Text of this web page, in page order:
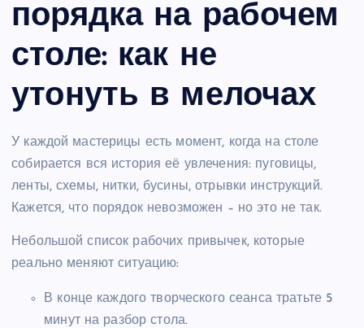
порядка на рабочем
столе: как не
утонуть в мелочах
У каждой мастерицы есть момент, когда на столе
собирается вся история её увлечения: пуговицы,
ленты, схемы, нитки, бусины, отрывки инструкций.
Кажется, что порядок невозможен – но это не так.
Небольшой список рабочих привычек, которые
реально меняют ситуацию:
В конце каждого творческого сеанса тратьте 5
минут на разбор стола.